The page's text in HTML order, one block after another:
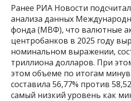
Ранее РИА Новости
анализа данных
фонда (МВФ), что валютные
центробанков в 2025 году
номинальном выражении,
триллиона долларов. При
этом объеме по итогам
составила 56,77% против
самый низкий уровень как